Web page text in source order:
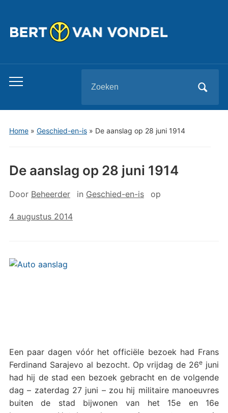
Toggle
menu
naar:
Home» Geschied-en-is» De aanslag op 28 juni 1914
De aanslag op 28 juni 1914
Door Beheerder in Geschied-en-is op
4 augustus 2014
Een paar dagen vóór het officiële bezoek had Frans
Ferdinand Sarajevo al bezocht. Op vrijdag de 26e juni
had hij de stad een bezoek gebracht en de volgende
dag – zaterdag 27 juni – zou hij militaire manoeuvres
buiten de stad bijwonen van het 15e en 16e